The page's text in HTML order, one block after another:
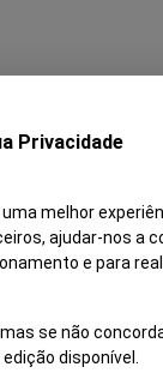
Privacidade
melhor
ajudar-nos a
e para
se não
disponível.